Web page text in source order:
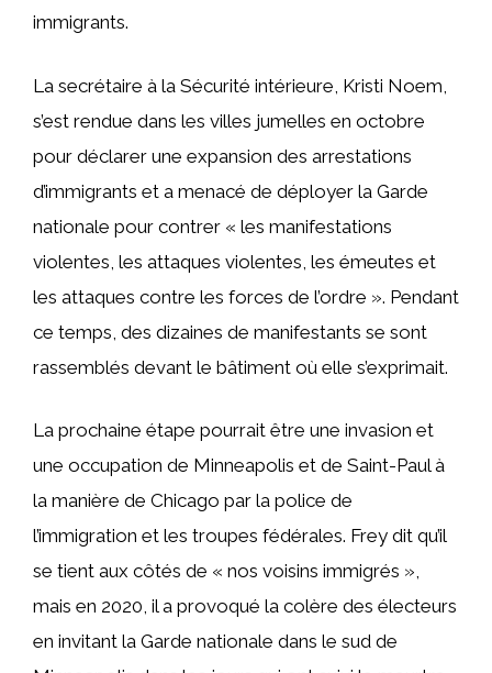
immigrants.
La secrétaire à la Sécurité intérieure, Kristi Noem,
s’est rendue dans les villes jumelles en octobre
pour déclarer une expansion des arrestations
d’immigrants et a menacé de déployer la Garde
nationale pour contrer « les manifestations
violentes, les attaques violentes, les émeutes et
les attaques contre les forces de l’ordre ». Pendant
ce temps, des dizaines de manifestants se sont
rassemblés devant le bâtiment où elle s’exprimait.
La prochaine étape pourrait être une invasion et
une occupation de Minneapolis et de Saint-Paul à
la manière de Chicago par la police de
l’immigration et les troupes fédérales. Frey dit qu’il
se tient aux côtés de « nos voisins immigrés »,
mais en 2020, il a provoqué la colère des électeurs
en invitant la Garde nationale dans le sud de